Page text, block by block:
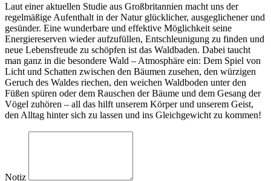
Laut einer aktuellen Studie aus Großbritannien macht uns der
regelmäßige Aufenthalt in der Natur glücklicher, ausgeglichener und
gesünder. Eine wunderbare und effektive Möglichkeit seine
Energiereserven wieder aufzufüllen, Entschleunigung zu finden und
neue Lebensfreude zu schöpfen ist das Waldbaden. Dabei taucht
man ganz in die besondere Wald – Atmosphäre ein: Dem Spiel von
Licht und Schatten zwischen den Bäumen zusehen, den würzigen
Geruch des Waldes riechen, den weichen Waldboden unter den
Füßen spüren oder dem Rauschen der Bäume und dem Gesang der
Vögel zuhören – all das hilft unserem Körper und unserem Geist,
den Alltag hinter sich zu lassen und ins Gleichgewicht zu kommen!
Notiz